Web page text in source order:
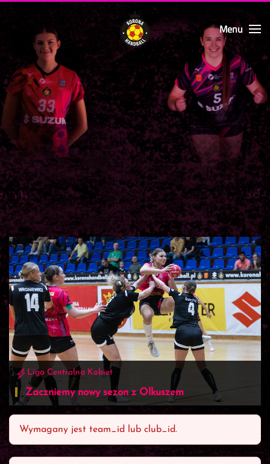
Skip to main content Menu
Liga Centralna Kobiet
Zaczniemy nowy sezon z Olkuszem
Wymagany jest team_id lub club_id.